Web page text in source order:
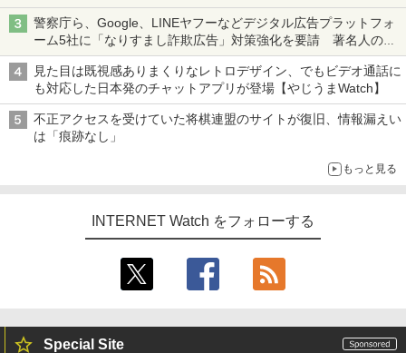
も、持ち替えずに書き込める
警察庁ら、Google、LINEヤフーなどデジタル広告プラットフォ
ーム5社に「なりすまし詐欺広告」対策強化を要請 著名人の写
真や映像を使った投資詐欺などへの対策として
見た目は既視感ありまくりなレトロデザイン、でもビデオ通話に
も対応した日本発のチャットアプリが登場【やじうまWatch】
不正アクセスを受けていた将棋連盟のサイトが復旧、情報漏えい
は「痕跡なし」
もっと見る
INTERNET Watch をフォローする
Special Site